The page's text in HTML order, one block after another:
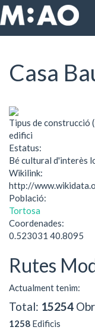
Vés al contingut
Inici Casa Bau
Casa
Tipus de construcció
edifici
Estatus:
Bé cultural d'interès
Wikilink:
http://
Població:
Tortosa
Coordenades:
0.523031 40.8095
Rutes
Actualment tenim:
Total: 15254
1258 Edificis